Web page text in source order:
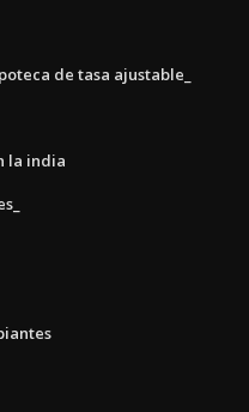
de tasa ajustable_
la india